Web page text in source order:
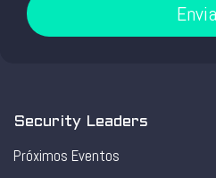
Security Leaders
Próximos Eventos